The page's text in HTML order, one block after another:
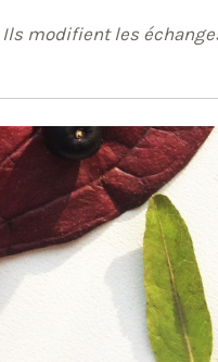
modifient les